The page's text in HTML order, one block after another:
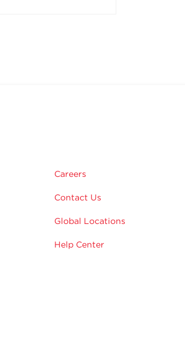
Careers
Contact Us
Global Locations
Help Center